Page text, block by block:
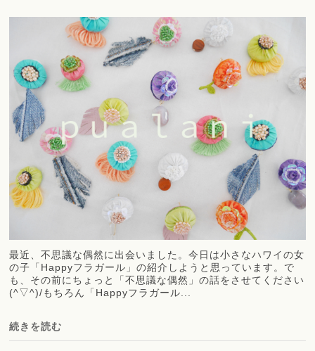
最近、不思議な偶然に出会いました。今日は小さなハワイの女
の子「Happyフラガール」の紹介しようと思っています。で
も、その前にちょっと「不思議な偶然」の話をさせてください
(^▽^)/もちろん「Happyフラガール...
続きを読む